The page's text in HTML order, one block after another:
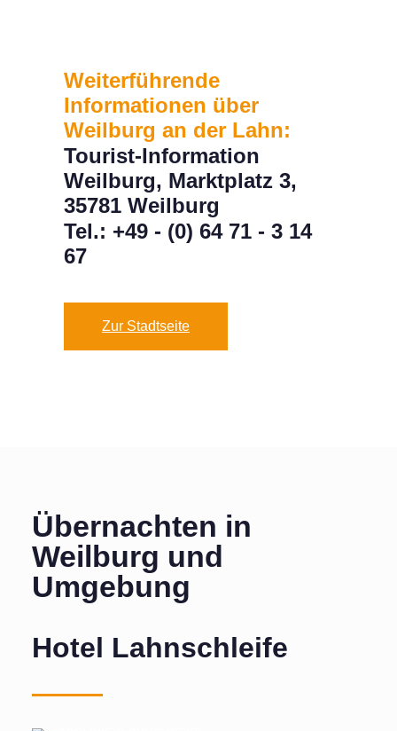
Weiterführende
Informationen über
Weilburg an der Lahn:
Tourist-Information
Weilburg, Marktplatz 3,
35781 Weilburg
Tel.: +49 - (0) 64 71 - 3 14
67
Zur Stadtseite
Übernachten in
Weilburg und
Umgebung
Hotel Lahnschleife